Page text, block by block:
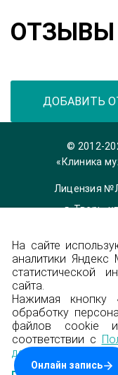
ОТЗЫВЫ
ДОБАВИТЬ
© 2012-
«Клиника
Лицензия
г. Тверь,
Телефон 8
На сайте
аналитики Яндекс
статистической
сайта.
Нажимая кнопку
обработку
файлов cookie
соответствии с
данных